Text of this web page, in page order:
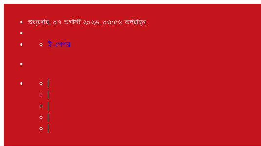
শুক্রবার, ০৭ অগাস্ট ২০২৬, ০৩:৫৬ অপরাহ্ন
ই-পেপার